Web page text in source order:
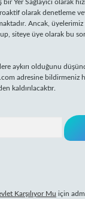
bir Yer Sağlayıcı olarak
olarak denetleme
Ancak, üyelerimiz
siteye üye olarak bu
aykırı olduğunu
adresine bildirmeniz
kaldırılacaktır.
Karşılıyor Mu için